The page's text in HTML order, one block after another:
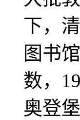
下，
图书
数，
奥登